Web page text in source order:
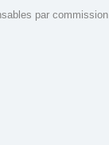
par commission